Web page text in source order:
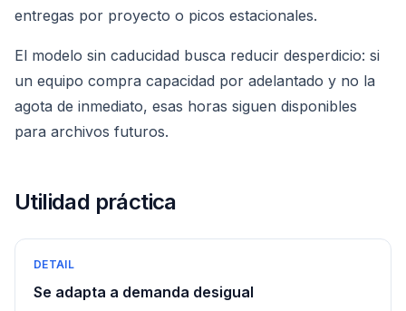
entregas por proyecto o picos estacionales.
El modelo sin caducidad busca reducir desperdicio: si
un equipo compra capacidad por adelantado y no la
agota de inmediato, esas horas siguen disponibles
para archivos futuros.
Utilidad práctica
DETAIL
Se adapta a demanda desigual